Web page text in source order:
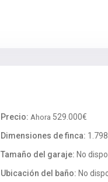
Precio: Ahora 529.000€
Dimensiones de finca:
Tamaño del garaje: No
Ubicación del baño: No